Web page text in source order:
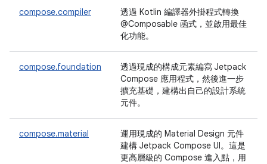
compose.compiler
透過 Kotlin 編譯器外掛程式轉換
@Composable 函式，並啟用最佳
化功能。
compose.foundation
透過現成的構成元素編寫 Jetpack
Compose 應用程式，然後進一步
擴充基礎，建構出自己的設計系統
元件。
compose.material
運用現成的 Material Design 元件
建構 Jetpack Compose UI。這是
更高層級的 Compose 進入點，用